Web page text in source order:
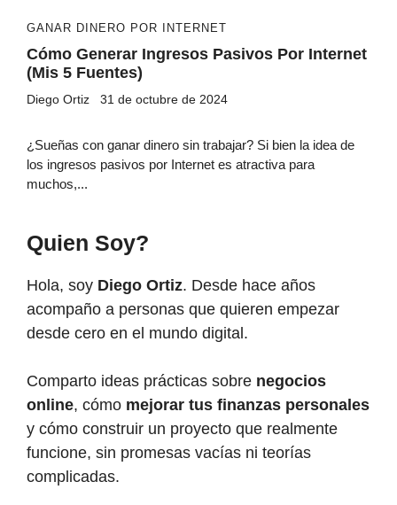
GANAR DINERO POR INTERNET
Cómo Generar Ingresos Pasivos Por Internet
(Mis 5 Fuentes)
Diego Ortiz 31 de octubre de 2024
¿Sueñas con ganar dinero sin trabajar? Si bien la idea de
los ingresos pasivos por Internet es atractiva para
muchos,...
Quien Soy?
Hola, soy Diego Ortiz. Desde hace años
acompaño a personas que quieren empezar
desde cero en el mundo digital.
Comparto ideas prácticas sobre negocios
online, cómo mejorar tus finanzas personales
y cómo construir un proyecto que realmente
funcione, sin promesas vacías ni teorías
complicadas.